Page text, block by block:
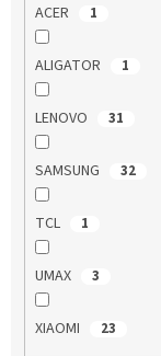
ACER 1
ALIGATOR 1
LENOVO 31
SAMSUNG 32
TCL 1
UMAX 3
XIAOMI 23